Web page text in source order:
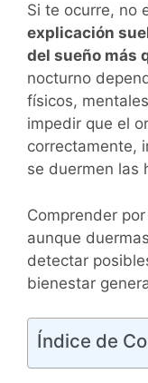
Si te ocurre, no
explicación
del sueño más
nocturno
físicos,
impedir que el
correctamente,
se duermen las
Comprender
aunque
detectar
bienestar
Índice de